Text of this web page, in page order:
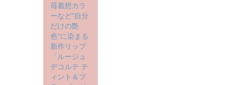
苺着想カラ
ーなど“自分
だけの艶
色”に染まる
新作リップ
「ルージュ
デコルテ テ
ィント＆プ